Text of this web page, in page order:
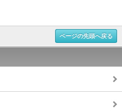
ページの先頭へ戻る